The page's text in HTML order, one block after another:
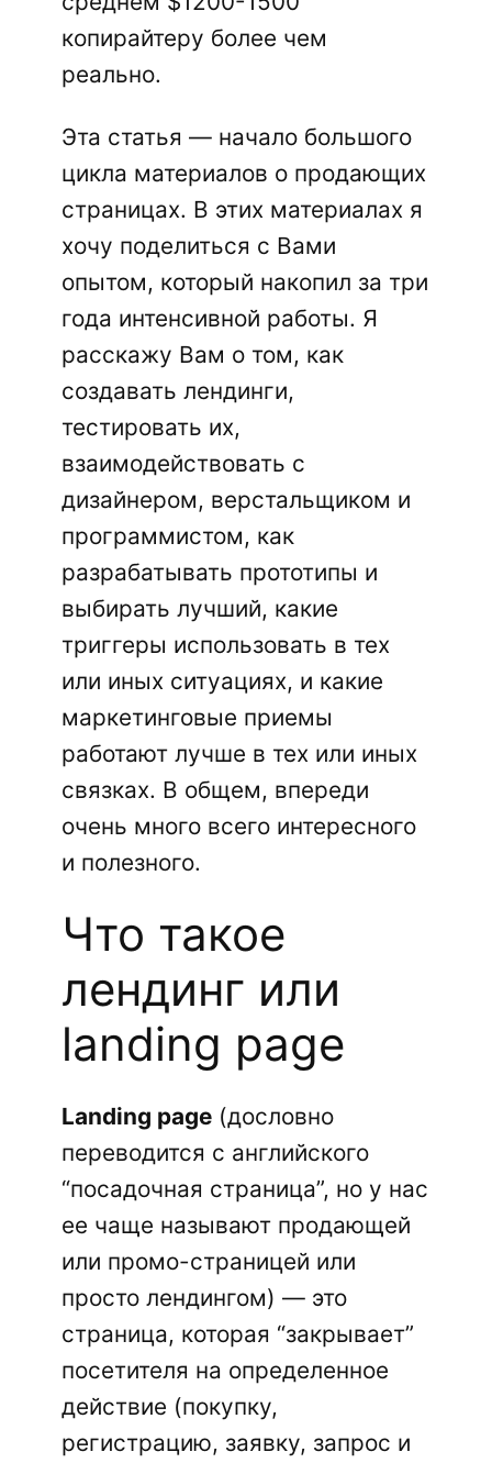
копирайтеру более чем
реально.
Эта статья — начало большого
цикла материалов о продающих
страницах. В этих материалах я
хочу поделиться с Вами
опытом, который накопил за три
года интенсивной работы. Я
расскажу Вам о том, как
создавать лендинги,
тестировать их,
взаимодействовать с
дизайнером, верстальщиком и
программистом, как
разрабатывать прототипы и
выбирать лучший, какие
триггеры использовать в тех
или иных ситуациях, и какие
маркетинговые приемы
работают лучше в тех или иных
связках. В общем, впереди
очень много всего интересного
и полезного.
Что такое
лендинг или
landing page
Landing page (дословно
переводится с английского
“посадочная страница”, но у нас
ее чаще называют продающей
или промо-страницей или
просто лендингом) — это
страница, которая “закрывает”
посетителя на определенное
действие (покупку,
регистрацию, заявку, запрос и